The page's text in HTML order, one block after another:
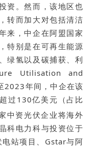
资。然而，该地区也
转而加大对包括清洁
来，中企在阿盟国家
特别是在可再生能源
绿氢以及碳捕获、利
Utilisation and
2023年间，中企在该
过130亿美元（占比
中资光伏企业将海外
科电力科与投资位于
站项目、Gstar与阿